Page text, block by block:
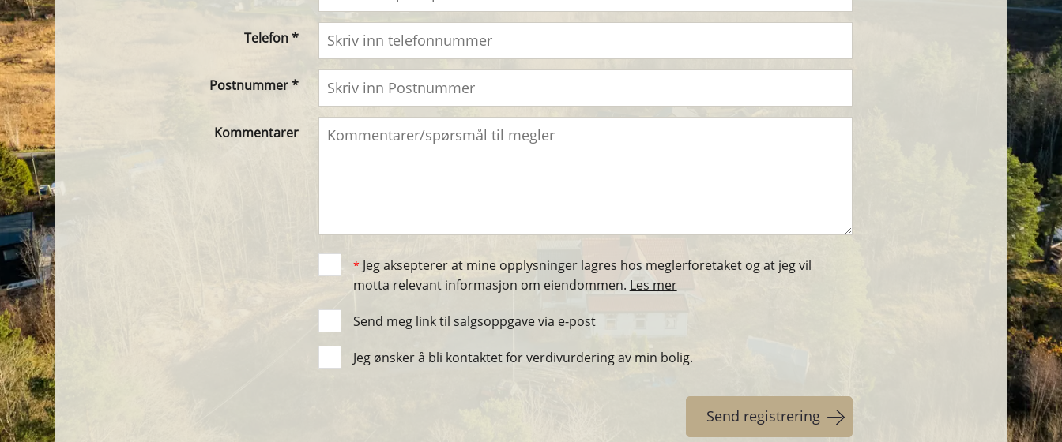
Telefon *
Postnummer *
Kommentarer
* Jeg aksepterer at mine opplysninger lagres hos meglerforetaket og at jeg vil
motta relevant informasjon om eiendommen. Les mer
Send meg link til salgsoppgave via e-post
Jeg ønsker å bli kontaktet for verdivurdering av min bolig.